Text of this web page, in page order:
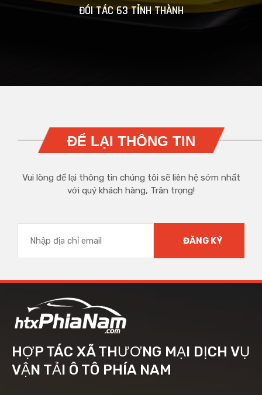
ĐÓI TÁC 63 TỈNH THÀNH
ĐỂ LẠI THÔNG TIN
Vui lòng để lại thông tin chúng tôi sẽ liên hệ sớm nhất
với quý khách hàng, Trân trọng!
HỢP TÁC XÃ THƯƠNG MẠI DỊCH VỤ
VẬN TẢI Ô TÔ PHÍA NAM